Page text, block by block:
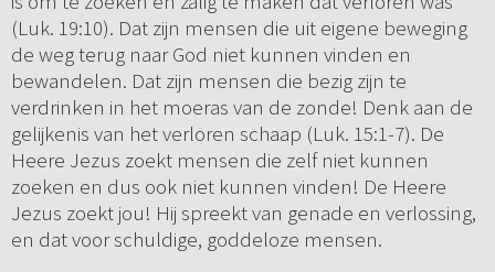
(Luk. 19:10). Dat zijn mensen die uit eigene beweging
de weg terug naar God niet kunnen vinden en
bewandelen. Dat zijn mensen die bezig zijn te
verdrinken in het moeras van de zonde! Denk aan de
gelijkenis van het verloren schaap (Luk. 15:1-7). De
Heere Jezus zoekt mensen die zelf niet kunnen
zoeken en dus ook niet kunnen vinden! De Heere
Jezus zoekt jou! Hij spreekt van genade en verlossing,
en dat voor schuldige, goddeloze mensen.